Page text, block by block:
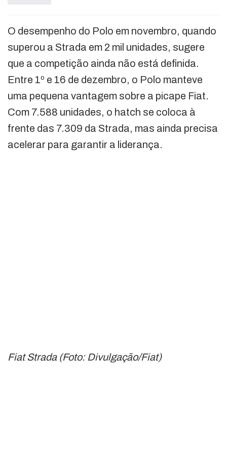
O desempenho do Polo em novembro, quando
superou a Strada em 2 mil unidades, sugere
que a competição ainda não está definida.
Entre 1º e 16 de dezembro, o Polo manteve
uma pequena vantagem sobre a picape Fiat.
Com 7.588 unidades, o hatch se coloca à
frente das 7.309 da Strada, mas ainda precisa
acelerar para garantir a liderança.
Fiat Strada (Foto: Divulgação/Fiat)